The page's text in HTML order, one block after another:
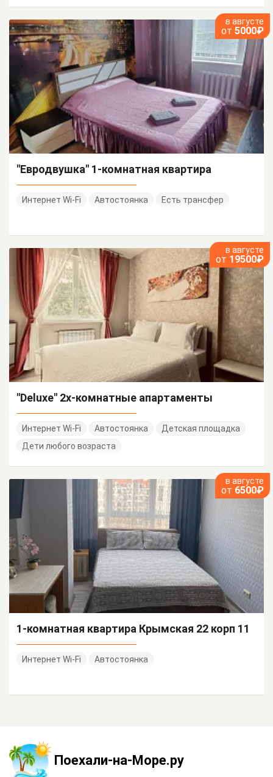
в августе
от 5000₽
"Евродвушка" 1-комнатная квартира
Интернет Wi-Fi Автостоянка Есть трансфер
в августе
от 19500₽
"Deluxe" 2х-комнатные апартаменты
Интернет Wi-Fi Автостоянка
Детская площадка
Дети любого возраста
в августе
от 6500₽
1-комнатная квартира Крымская 22 корп 11
Интернет Wi-Fi Автостоянка
Поехали-на-Море.ру